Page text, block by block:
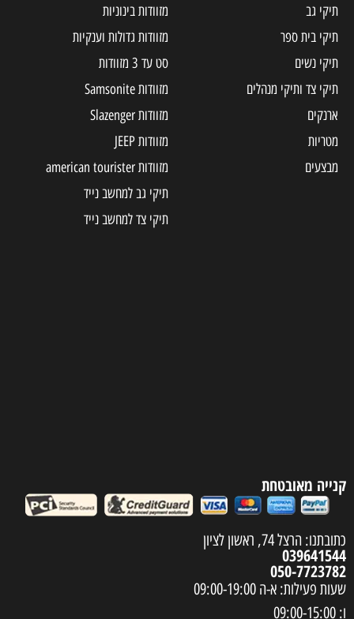
תיקי גב
תיקי בית ספר
תיקי נשים
תיקי צד ותיקי מנהלים
ארנקים
מטריות
מבצעים
מזוודות בינוניות
מזוודות גדולות וענקיות
סט עד 3 מזוודות
מזוודות Samsonite
מזוודות Slazenger
מזוודות JEEP
מזוודות american tourister
תיקי גב למחשב נייד
תיקי צד למחשב נייד
קנייה מאובטחת
כתובתנו: הרצל 74, ראשון לציון
039641544
050-7723782
שעות פעילות: א-ה 09:00-19:00
ו: 09:00-15:00